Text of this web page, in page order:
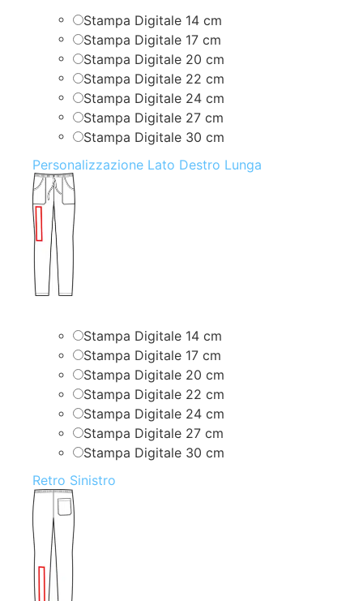
Stampa Digitale 14 cm
Stampa Digitale 17 cm
Stampa Digitale 20 cm
Stampa Digitale 22 cm
Stampa Digitale 24 cm
Stampa Digitale 27 cm
Stampa Digitale 30 cm
Personalizzazione Lato Destro Lunga
Stampa Digitale 14 cm
Stampa Digitale 17 cm
Stampa Digitale 20 cm
Stampa Digitale 22 cm
Stampa Digitale 24 cm
Stampa Digitale 27 cm
Stampa Digitale 30 cm
Retro Sinistro